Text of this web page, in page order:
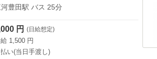
河豊田駅 バス 25分
円 (日給想定)
1,500 円
払い(当日手渡し)